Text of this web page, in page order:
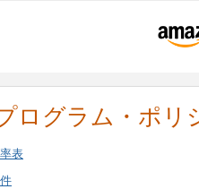
ログラム・ポリ
表